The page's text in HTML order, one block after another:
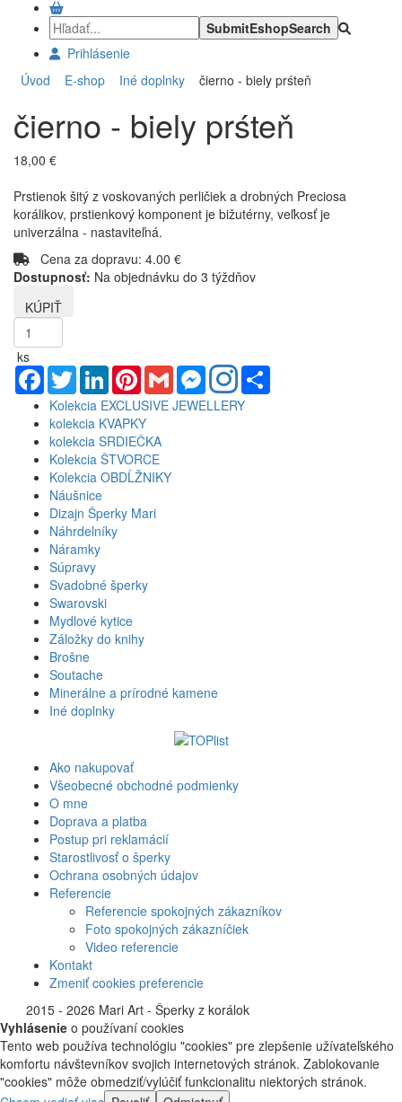
Prihlásenie
Úvod
E-shop Iné doplnky čierno - biely prśteň
čierno - biely prśteň
18,00 €
Prstienok šitý z voskovaných perličiek a drobných Preciosa
korálikov, prstienkový komponent je bižutérny, veľkosť je
univerzálna - nastaviteľná.
Cena za dopravu: 4.00 €
Dostupnosť: Na objednávku do 3 týždňov
ks
Facebook
TwitterLinkedInPinterestGmail Messenger
Kolekcia EXCLUSIVE JEWELLERY
kolekcia KVAPKY
kolekcia SRDIEČKA
Kolekcia ŠTVORCE
Kolekcia OBDĹŽNIKY
Náušnice
Dizajn Šperky Mari
Náhrdelníky
Náramky
Súpravy
Svadobné šperky
Swarovski
Mydlové kytice
Záložky do knihy
Brošne
Soutache
Minerálne a prírodné kamene
Iné doplnky
Ako nakupovať
Všeobecné obchodné podmienky
O mne
Doprava a platba
Postup pri reklamácií
Starostlivosť o šperky
Ochrana osobných údajov
Referencie
Referencie spokojných zákazníkov
Foto spokojných zákazníčiek
Video referencie
Kontakt
Zmeniť cookies preferencie
2015 - 2026 Mari Art - Šperky z korálok
Vyhlásenie o používaní cookies
Tento web používa technológiu "cookies" pre zlepšenie užívateľského
komfortu návštevníkov svojich internetových stránok. Zablokovanie
"cookies" môže obmedziť/vylúčiť funkcionalitu niektorých stránok.